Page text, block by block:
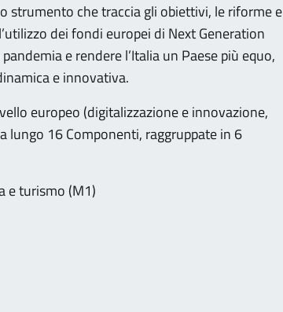
strumento che traccia gli obiettivi, le riforme e
dei fondi europei di Next Generation
e rendere l’Italia un Paese più equo,
e innovativa.
europeo (digitalizzazione e innovazione,
lungo 16 Componenti, raggruppate in 6
e turismo (M1)